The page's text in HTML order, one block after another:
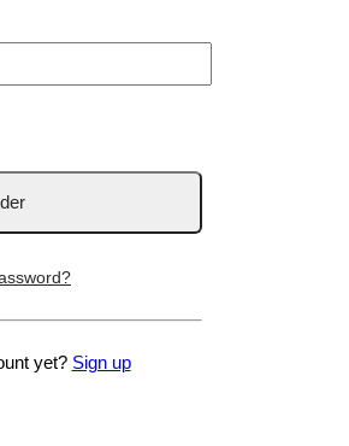
yet? Sign up